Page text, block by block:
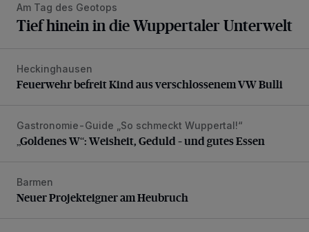
Am Tag des Geotops
Tief hinein in die Wuppertaler Unterwelt
Feuerwehr befreit Kind aus verschlossenem VW Bulli
Heckinghausen
Feuerwehr befreit Kind aus verschlossenem VW Bulli
„Goldenes W“: Weisheit, Geduld – und gutes Essen
Gastronomie-Guide „So schmeckt Wuppertal!“
„Goldenes W“: Weisheit, Geduld – und gutes Essen
Neuer Projekteigner am Heubruch
Barmen
Neuer Projekteigner am Heubruch